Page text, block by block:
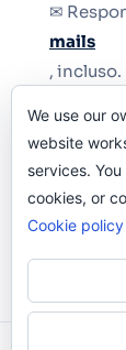
✉
mails
, incluso.
Y si una
le
We use our
website
services.
cookies, or
Cookie policy